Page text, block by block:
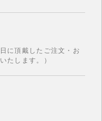
に頂戴したご注文・お
たします。）